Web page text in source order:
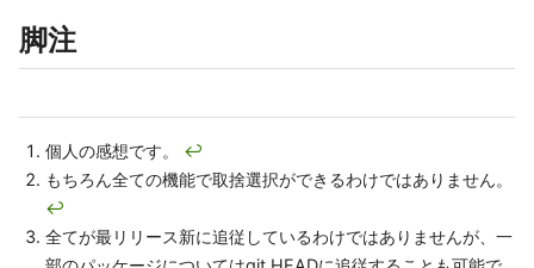
脚注
個人の感想です。 ↩
もちろん全ての機能で取捨選択ができるわけではありません。
↩
全てが最リリース新に追従しているわけではありませんが、一